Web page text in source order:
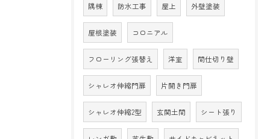
隅棟 防水工事 屋上 外壁塗装
屋根塗装 コロニアル
フローリング張替え 洋室 間仕切り壁
シャレオ伸縮門扉 片開き門扉
シャレオ伸縮2型 玄関土間 シート張り